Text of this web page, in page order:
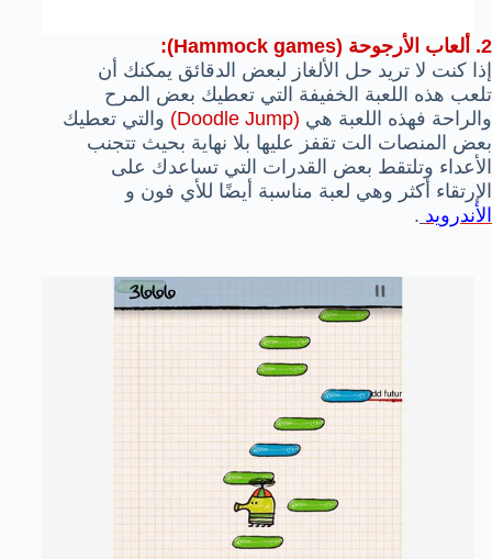
2. ألعاب الأرجوحة (Hammock games):
إذا كنت لا تريد حل الألغاز لبعض الدقائق يمكنك أن
تلعب هذه اللعبة الخفيفة التي تعطيك بعض المرح
والراحة فهذه اللعبة هي (Doodle Jump)
والتي تعطيك
بعض المنصات الت تقفز عليها بلا نهاية بحيث تتجنب
الأعداء وتلتقط بعض القدرات التي تساعدك على
الإرتقاء أكثر وهي لعبة مناسبة أيضًا للأي فون و
الأندرويد .